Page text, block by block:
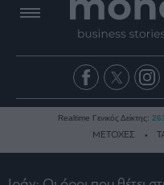
Realtime Γενικός Δείκτης:
ΜΕΤΟΧΕΣ